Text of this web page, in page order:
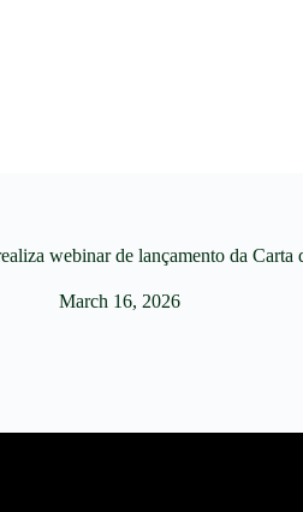
webinar de lançamento da Carta
March 16, 2026